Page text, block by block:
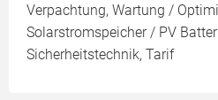
Verpachtung, Wartung /
Solarstromspeicher / PV
Sicherheitstechnik, Tarif